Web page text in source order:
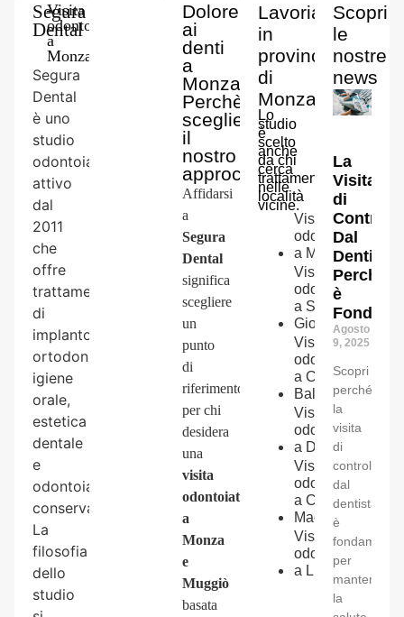
Segura
Dental
-
Visita
odontoiatrica
a
Monza
Segura
Dental
è uno
studio
odontoiatrico
attivo
dal
2011
che
offre
trattamenti
di
implantologia,
ortodonzia,
igiene
orale,
estetica
dentale
e
odontoiatria
conservativa.
La
filosofia
dello
studio
Dolore
ai
denti
a
Monza
Perchè
scegliere
il
nostro
approccio
Affidarsi
a
Segura
Dental
significa
scegliere
un
punto
di
riferimento
per chi
desidera
una
visita
odontoiatrica
a
Monza
e
Muggiò
basata
Lavoriamo
in
provincia
di
Monza
Lo
studio
è
scelto
anche
da chi
cerca
trattamenti
nelle
località
vicine.
Visita
odontoiatrica
a Muggiò
Visita
odontoiatrica
a Sesto San
Giovanni
Visita
odontoiatrica
a Cinisello
Balsamo
Visita
odontoiatrica
a Desio
Visita
odontoiatrica
a Cesano
Maderno
Visita
odontoiatrica
a Lissone
Scopri
le
nostre
news
La
Visita
di
Controllo
Dal
Dentista:
Perché
è
Agosto
9, 2025
Scopri
perché
la
visita
di
controllo
dal
dentista
è
per
mantenere
la